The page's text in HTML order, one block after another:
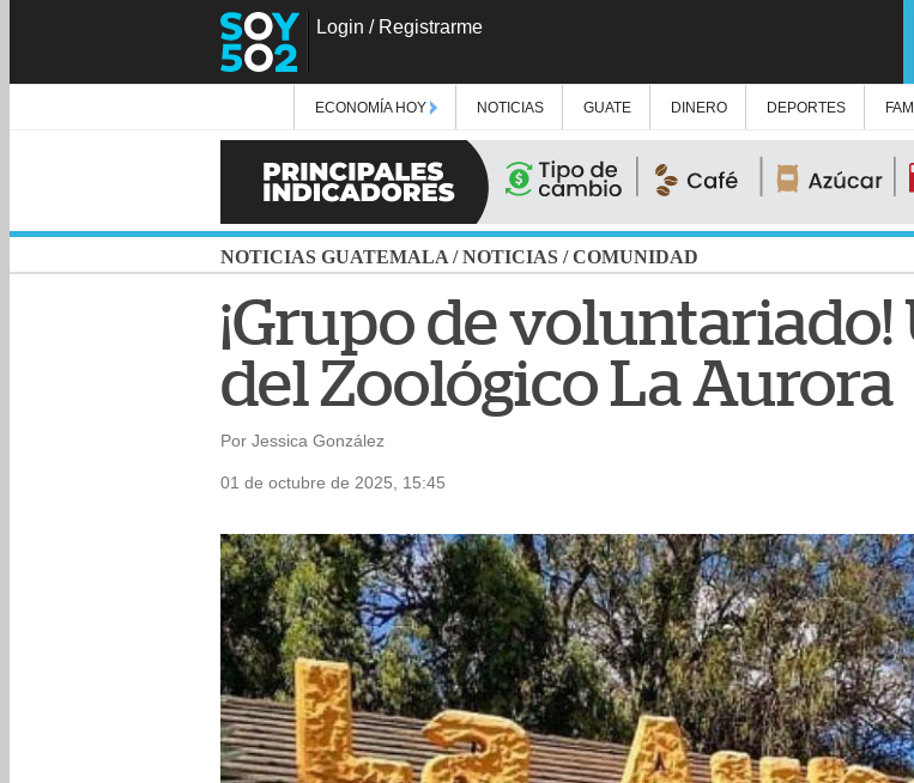
Login / Registrarme
ECONOMÍA HOY NOTICIAS GUATE DINERO DEPORTES
NOTICIAS GUATEMALA /NOTICIAS /COMUNIDAD
¡Grupo de
del Zoológico La Aurora
Por Jessica González
01 de octubre de 2025, 15:45